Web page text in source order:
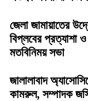
জেলা জামায়াতের
বিপ্লবের প্রত্যাশা
মতবিনিময় সভা
জালালাবাদ
কামরুল, সম্পাদক